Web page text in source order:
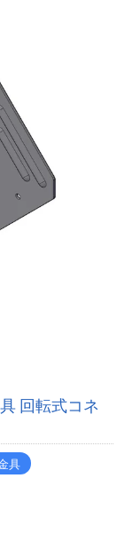
回転式コネ
具